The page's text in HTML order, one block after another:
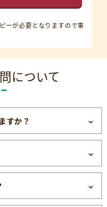
ーが必要となりますので事
について
すか？